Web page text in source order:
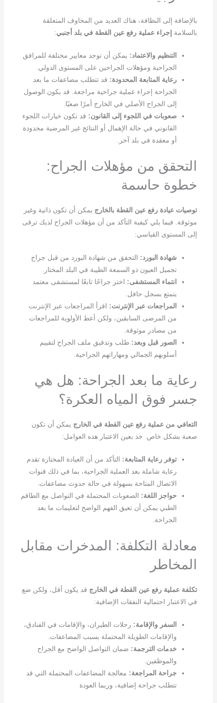
بالإضافة إلى النظافة، هناك العديد من المخاوف المتعلقة
بالسلامة
إجراء عملية رفع عين القطة في بلد أجنبي:
التنظيم والاعتماد: يمكن أن توجد معايير مختلفة للمرافق
الجراحية ومؤهلات الجراحين على المستوى الدولي.
رعاية المتابعة المحدودة: قد تتطلب مضاعفات ما بعد
الجراحة إجراء عملية جراحية مراجعة. قد يكون الوصول
إلى الجراح الأصلي في الخارج أمرًا صعبًا.
صعوبات في اللجوء إلى القانون: قد تكون خيارات اللجوء
القانوني في حالة الإهمال أو النتائج غير المرضية محدودة
أو معقدة في بلد آخر.
التحقق من مؤهلات الجراح:
خطوة حاسمة
توصيات عيادة رفع عين القطة بالخارج يمكن أن تكون ذاتية وغير
موثوقة. فيما يلي كيفية التأكد من أن مؤهلات الجراح لديك ترقى
إلى المستوى القياسي:
شهادة البورد: التحقق من شهادة البورد من قبل جراح
تجميل العيون ذو السمعة الطيبة في البلد المختار.
انتماء المستشفى: اختر جراحًا تابعًا لمستشفى معتمد
يتمتع بسجل حافل.
المراجعات عبر الإنترنت: اقرأ المراجعات عبر الإنترنت
من المرضى السابقين، ولكن أعط الأولوية للمراجعات
من مصادر موثوقة.
الصور قبل وبعد: طلب وتدقيق ملف الجراح لتقييم
أسلوبهم الجمالي ومهاراتهم الجراحية.
رعاية ما بعد الجراحة: هل هي
جسر فوق المياه العكرة؟
التعافي من عملية رفع عين القطة في الخارج يمكن أن تكون
صعبة بشكل خاص. خذ بعين الاعتبار هذه العوامل:
توفر رعاية المتابعة: التأكد من أن العيادة المختارة تقدم
رعاية شاملة بعد العملية الجراحية، بما في ذلك قنوات
الاتصال المتاحة بسهولة في حالة حدوث مضاعفات.
حواجز اللغة: الصعوبات المحتملة في التواصل مع الطاقم
الطبي يمكن أن تعيق الفهم الواضح لتعليمات ما بعد
الجراحة.
معادلة التكلفة: المدخرات مقابل
المخاطر
تكلفة عملية رفع عين القطة في الخارج قد يكون أقل، ولكن ضع
في الاعتبار احتمالية النفقات الإضافية:
السفر والإقامة: رحلات الطيران، والإقامات في الفنادق،
والإقامات الطويلة المحتملة بسبب المضاعفات.
خدمات الترجمة: ضمان التواصل الواضح مع الجراح
والموظفين.
جراحة المراجعة: معالجة المضاعفات المحتملة التي قد
تتطلب جراحة إضافية، وربما العودة